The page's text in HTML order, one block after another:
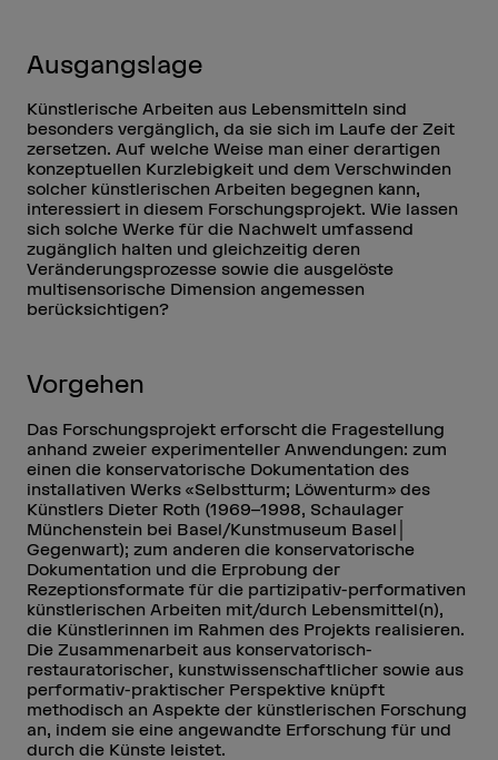
Ausgangslage
Künstlerische Arbeiten aus Lebensmitteln sind
besonders vergänglich, da sie sich im Laufe der Zeit
zersetzen. Auf welche Weise man einer derartigen
konzeptuellen Kurzlebigkeit und dem Verschwinden
solcher künstlerischen Arbeiten begegnen kann,
interessiert in diesem Forschungsprojekt. Wie lassen
sich solche Werke für die Nachwelt umfassend
zugänglich halten und gleichzeitig deren
Veränderungsprozesse sowie die ausgelöste
multisensorische Dimension angemessen
berücksichtigen?
Vorgehen
Das Forschungsprojekt erforscht die Fragestellung
anhand zweier experimenteller Anwendungen: zum
einen die konservatorische Dokumentation des
installativen Werks «Selbstturm; Löwenturm» des
Künstlers Dieter Roth (1969–1998, Schaulager
Münchenstein bei Basel/Kunstmuseum Basel│
Gegenwart); zum anderen die konservatorische
Dokumentation und die Erprobung der
Rezeptionsformate für die partizipativ-performativen
künstlerischen Arbeiten mit/durch Lebensmittel(n),
die Künstlerinnen im Rahmen des Projekts realisieren.
Die Zusammenarbeit aus konservatorisch-
restauratorischer, kunstwissenschaftlicher sowie aus
performativ-praktischer Perspektive knüpft
methodisch an Aspekte der künstlerischen Forschung
an, indem sie eine angewandte Erforschung für und
durch die Künste leistet.